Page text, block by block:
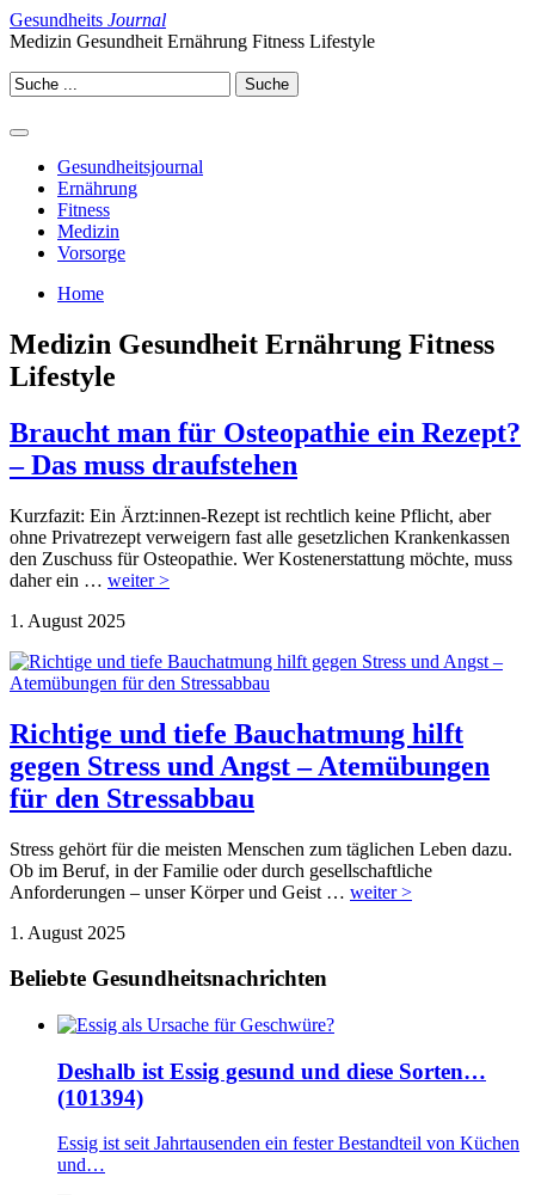
Gesundheits Journal
Medizin Gesundheit Ernährung Fitness Lifestyle
Gesundheitsjournal
Ernährung
Fitness
Medizin
Vorsorge
Home
Medizin Gesundheit Ernährung Fitness
Lifestyle
Braucht man für Osteopathie ein Rezept?
– Das muss draufstehen
Kurzfazit: Ein Ärzt:innen‐Rezept ist rechtlich keine Pflicht, aber
ohne Privatrezept verweigern fast alle gesetzlichen Krankenkassen
den Zuschuss für Osteopathie. Wer Kostenerstattung möchte, muss
daher ein … weiter >
1. August 2025
Richtige und tiefe Bauchatmung hilft
gegen Stress und Angst – Atemübungen
für den Stressabbau
Stress gehört für die meisten Menschen zum täglichen Leben dazu.
Ob im Beruf, in der Familie oder durch gesellschaftliche
Anforderungen – unser Körper und Geist … weiter >
1. August 2025
Beliebte Gesundheitsnachrichten
Deshalb ist Essig gesund und diese Sorten…
(101394)
Essig ist seit Jahrtausenden ein fester Bestandteil von Küchen
und…